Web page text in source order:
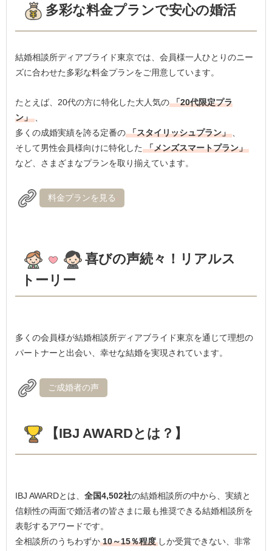
多彩な料金プランで安心の婚活
結婚相談所ディアブライド東京では、会員様一人ひとりのニー
ズに合わせた多彩な料金プランをご用意しています。
たとえば、20代の方に特化した大人気の 「20代限定プラ
ン」 、
多くの成婚実績を誇る定番の 「スタイリッシュプラン」
そして男性会員様向けに特化した 「メンズスマートプラン」
など、さまざまなプランを取り揃えています。
料金プランを見る
喜びの声続々！リアルス
トーリー
多くの会員様が結婚相談所ディアブライド東京を通じて理想の
パートナーと出会い、幸せな結婚を実現されています。
ご成婚者の声
【IBJ AWARDとは？】
IBJ AWARDとは、全国4,502社の結婚相談所の中から、実績と
信頼性の両面で婚活者の皆さまに最も推奨できる結婚相談所を
表彰するアワードです。
全相談所のうちわずか 10～15％程度 しか受賞できない、非常